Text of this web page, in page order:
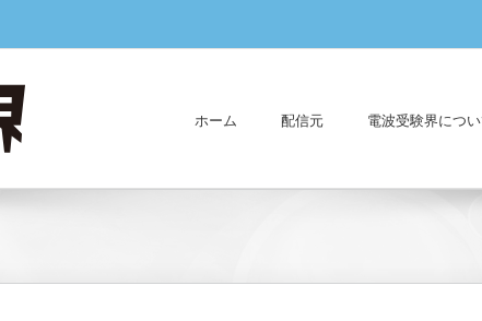
ホーム 配信元 電波受験界につ